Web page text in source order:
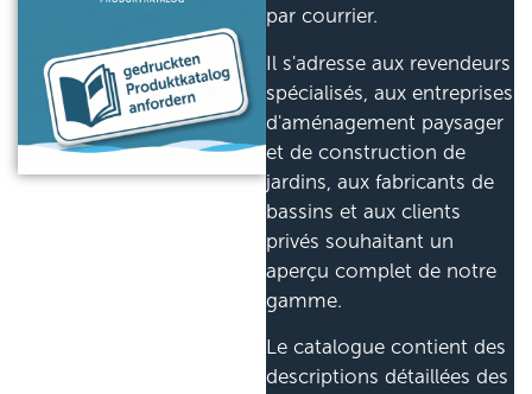
par courrier.
Il s'adresse aux revendeurs
spécialisés, aux entreprises
d'aménagement paysager
et de construction de
jardins, aux fabricants de
bassins et aux clients
privés souhaitant un
aperçu complet de notre
gamme.
Le catalogue contient des
descriptions détaillées des